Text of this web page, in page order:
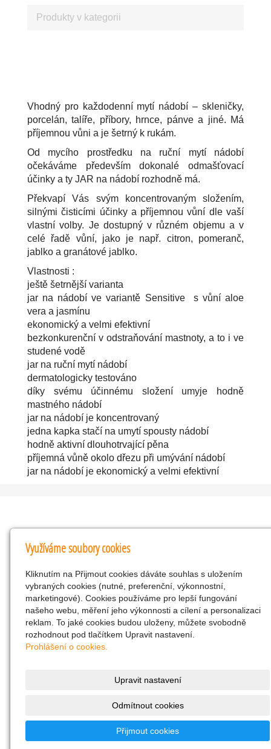
Produkty v kategorii
Vhodný pro každodenní mytí nádobí – skleničky,
porcelán, talíře, příbory, hrnce, pánve a jiné. Má
příjemnou vůni a je šetrný k rukám.
Od mycího prostředku na ruční mytí nádobí
očekáváme především dokonalé odmašťovací
účinky a ty JAR na nádobí rozhodně má.
Překvapí Vás svým koncentrovaným složením,
silnými čisticími účinky a příjemnou vůní dle vaší
vlastní volby. Je dostupný v různém objemu a v
celé řadě vůní, jako je např. citron, pomeranč,
jablko a granátové jablko.
Vlastnosti :
ještě šetrnější varianta
jar na nádobí ve variantě Sensitive s vůní aloe
vera a jasmínu
ekonomický a velmi efektivní
bezkonkurenční v odstraňování mastnoty, a to i ve
studené vodě
jar na ruční mytí nádobí
dermatologicky testováno
díky svému účinnému složení umyje hodně
mastného nádobí
jar na nádobí je koncentrovaný
jedna kapka stačí na umytí spousty nádobí
hodně aktivní dlouhotrvající pěna
příjemná vůně okolo dřezu při umývání nádobí
jar na nádobí je ekonomický a velmi efektivní
Kontakty
KNK obchodní společnost s r.o.
Komenského 127, Žacléř, 542 01 Číslo účtu:
286293602/0300
25298518
CZ25298518
info@drogerienacestach.cz
286293602/0300
Využíváme soubory cookies
Kliknutím na Přijmout cookies dáváte souhlas s uložením
vybraných cookies (nutné, preferenční, výkonnostní,
marketingové). Cookies používáme pro lepší fungování
našeho webu, měření jeho výkonnosti a cílení a personalizaci
reklam. To jaké cookies budou uloženy, můžete svobodně
rozhodnout pod tlačítkem Upravit nastavení.
Prohlášení o cookies.
Upravit nastavení
Odmítnout cookies
Přijmout cookies